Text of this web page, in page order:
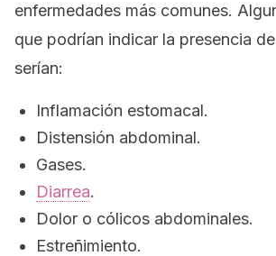
enfermedades más comunes.
que podrían indicar la presencia
serían:
Inflamación estomacal.
Distensión abdominal.
Gases.
Diarrea.
Dolor o cólicos abdominales.
Estreñimiento.